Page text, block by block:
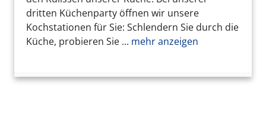
dritten Küchenparty öffnen wir unsere
Kochstationen für Sie: Schlendern Sie durch die
Küche, probieren Sie ... mehr anzeigen